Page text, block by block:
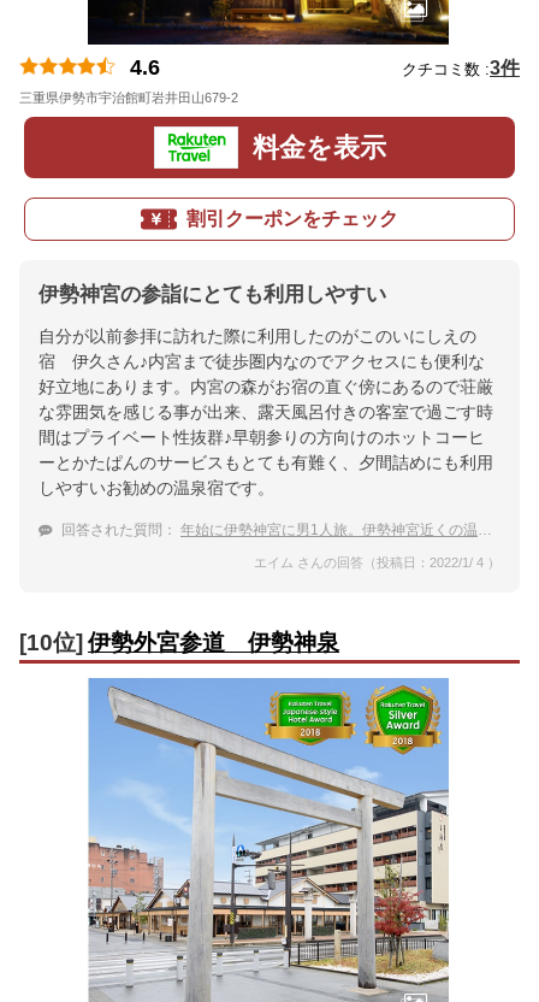
4.6 クチコミ数 :3件
三重県伊勢市宇治館町岩井田山679-2
料金を表示
割引クーポンをチェック
伊勢神宮の参詣にとても利用しやすい
自分が以前参拝に訪れた際に利用したのがこのいにしえの
宿 伊久さん♪内宮まで徒歩圏内なのでアクセスにも便利な
好立地にあります。内宮の森がお宿の直ぐ傍にあるので荘厳
な雰囲気を感じる事が出来、露天風呂付きの客室で過ごす時
間はプライベート性抜群♪早朝参りの方向けのホットコーヒ
ーとかたぱんのサービスもとても有難く、夕間詰めにも利用
しやすいお勧めの温泉宿です。
回答された質問： 年始に伊勢神宮に男1人旅。伊勢神宮近くの温泉宿を教えて。
エイム さんの回答（投稿日：2022/1/ 4 ）
[10位] 伊勢外宮参道 伊勢神泉